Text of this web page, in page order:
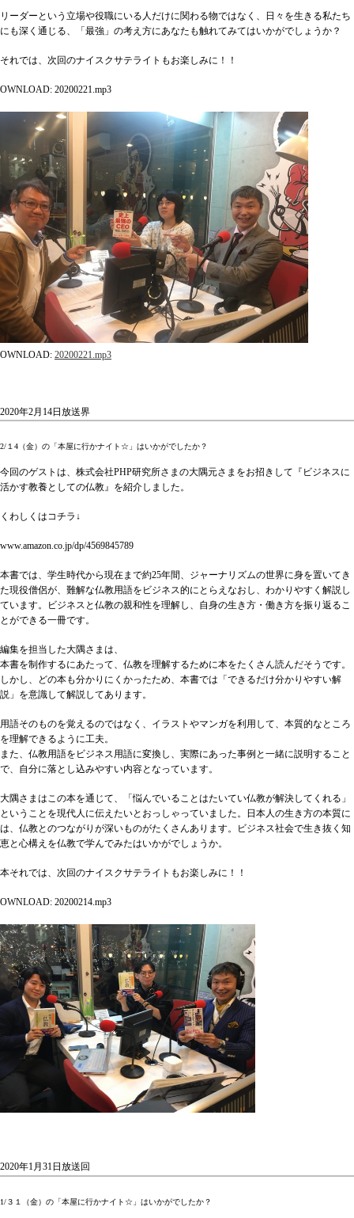
リーダーという立場や役職にいる人だけに関わる物ではなく、日々を生きる私たち
にも深く通じる、「最強」の考え方にあなたも触れてみてはいかがでしょうか？
それでは、次回のナイスクサテライトもお楽しみに！！
OWNLOAD: 20200221.mp3
OWNLOAD: 20200221.mp3
2020年2月14日放送界
2/１4（金）の「本屋に行かナイト☆」はいかがでしたか？
今回のゲストは、株式会社PHP研究所さまの大隅元さまをお招きして『ビジネスに
活かす教養としての仏教』を紹介しました。
くわしくはコチラ↓
www.amazon.co.jp/dp/4569845789
本書では、学生時代から現在まで約25年間、ジャーナリズムの世界に身を置いてき
た現役僧侶が、難解な仏教用語をビジネス的にとらえなおし、わかりやすく解説し
ています。ビジネスと仏教の親和性を理解し、自身の生き方・働き方を振り返るこ
とができる一冊です。
編集を担当した大隅さまは、
本書を制作するにあたって、仏教を理解するために本をたくさん読んだそうです。
しかし、どの本も分かりにくかったため、本書では「できるだけ分かりやすい解
説」を意識して解説してあります。
用語そのものを覚えるのではなく、イラストやマンガを利用して、本質的なところ
を理解できるように工夫。
また、仏教用語をビジネス用語に変換し、実際にあった事例と一緒に説明すること
で、自分に落とし込みやすい内容となっています。
大隅さまはこの本を通じて、「悩んでいることはたいてい仏教が解決してくれる」
ということを現代人に伝えたいとおっしゃっていました。日本人の生き方の本質に
は、仏教とのつながりが深いものがたくさんあります。ビジネス社会で生き抜く知
恵と心構えを仏教で学んでみたはいかがでしょうか。
本それでは、次回のナイスクサテライトもお楽しみに！！
OWNLOAD: 20200214.mp3
2020年1月31日放送回
1/３１（金）の「本屋に行かナイト☆」はいかがでしたか？